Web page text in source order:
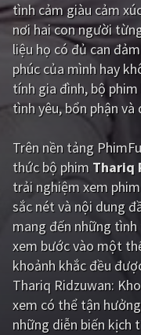
Ấn Độ
Tổng hợp
CẬP NHẬT
PHIM MỚI
PHIM BỘ
PHIM LẺ
PHIM CHIẾU RẠP
TUYỂN TẬP PHIM
BLOG
tình cảm giàu cảm
nơi hai con người
liệu họ có đủ can
phúc của mình hay
tính gia đình, bộ
tình yêu, bổn phận
Trên nền tảng
thức bộ phim Thariq
trải nghiệm xem
sắc nét và nội dung
mang đến những
xem bước vào một
khoảnh khắc đều
Thariq Ridzuwan:
xem có thể tận
những diễn biến kịch